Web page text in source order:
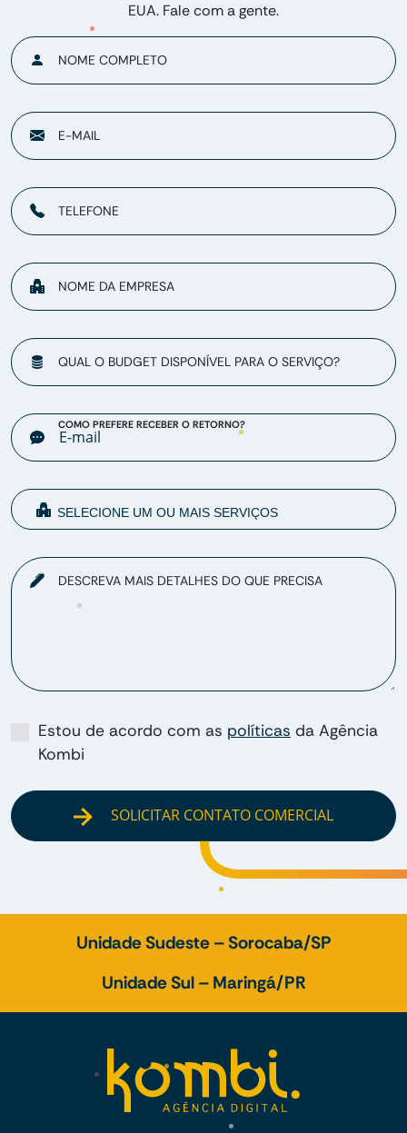
EUA. Fale com a gente.
NOME COMPLETO
E-MAIL
TELEFONE
NOME DA EMPRESA
QUAL O BUDGET DISPONÍVEL PARA O SERVIÇO?
COMO PREFERE RECEBER O RETORNO?
DESCREVA MAIS DETALHES DO QUE PRECISA
Estou de acordo com as políticas da Agência
Kombi
SOLICITAR CONTATO COMERCIAL
Unidade Sudeste – Sorocaba/SP
Unidade Sul – Maringá/PR